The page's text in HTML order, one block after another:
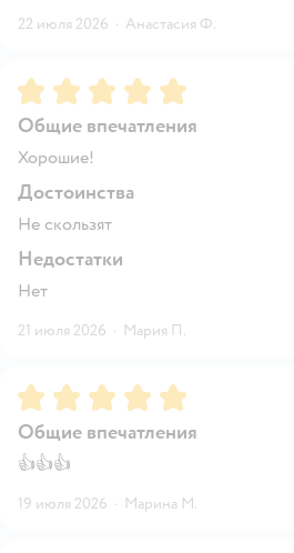
22 июля 2026 · Анастасия Ф.
Рейтинг:5
Общие впечатления
Хорошие!
Достоинства
Не скользят
Недостатки
Нет
21 июля 2026 · Мария П.
Рейтинг:5
Общие впечатления
👍👍👍
19 июля 2026 · Марина М.